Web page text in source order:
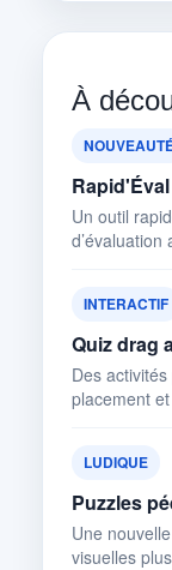
À
Rapid'Éval
Un outil
d’évaluation
INTERACTIF
Quiz drag
Des
placement
LUDIQUE
Puzzles
Une
visuelles